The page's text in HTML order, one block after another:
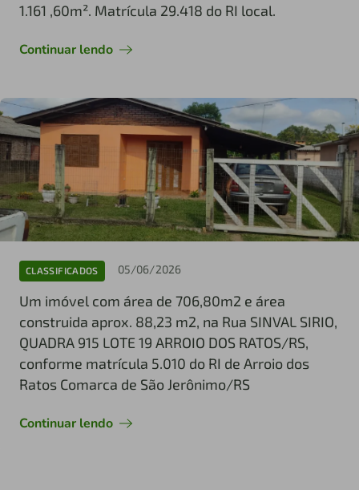
1.161 ,60m². Matrícula 29.418 do RI local.
Continuar lendo
CLASSIFICADOS 05/06/2026
Um imóvel com área de 706,80m2 e área
construida aprox. 88,23 m2, na Rua SINVAL SIRIO,
QUADRA 915 LOTE 19 ARROIO DOS RATOS/RS,
conforme matrícula 5.010 do RI de Arroio dos
Ratos Comarca de São Jerônimo/RS
Continuar lendo